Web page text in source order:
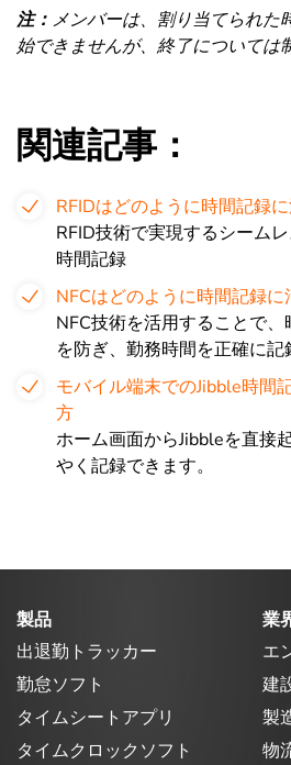
注： メンバーは、割り当てられた
始できませんが、終了については
関連記事：
RFIDはどのように時間記録
RFID技術で実現するシーム
時間記録
NFCはどのように時間記録に
NFC技術を活用することで
を防ぎ、勤務時間を正確に記
モバイル端末でのJibble時間
方
ホーム画面からJibbleを直接
やく記録できます。
製品
出退勤トラッカー
勤怠ソフト
タイムシートアプリ
タイムクロックソフト
業
エ
建
製
物